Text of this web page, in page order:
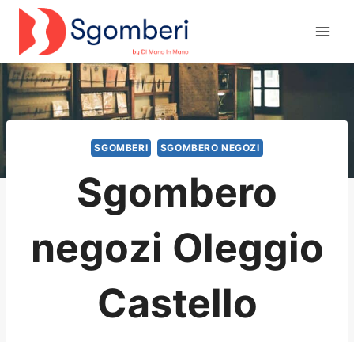
Salta
contenuto
SGOMBERI SGOMBERO NEGOZI
Sgombero
negozi Oleggio
Castello